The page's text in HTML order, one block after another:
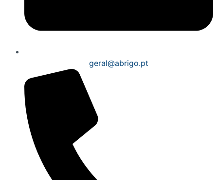
geral@abrigo.pt